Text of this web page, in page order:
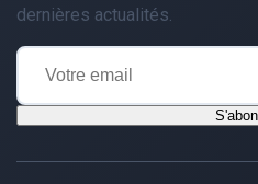
dernières actualités.